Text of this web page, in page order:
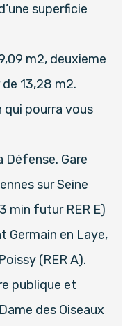
superficie
m2, deuxieme
13,28 m2.
pourra vous
Défense. Gare
sur Seine
min futur RER E)
Germain en Laye,
(RER A).
publique et
des Oiseaux